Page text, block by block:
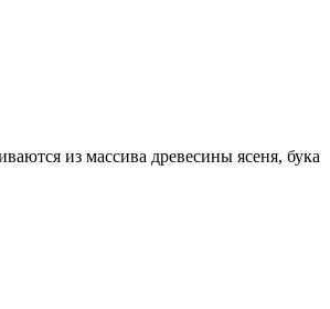
из массива древесины ясеня, бука